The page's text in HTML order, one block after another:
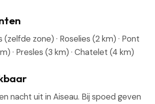
(zelfde zone) · Roselies (2 km) · Pont
· Presles (3 km) · Chatelet (4 km)
nacht uit in Aiseau. Bij spoed geven